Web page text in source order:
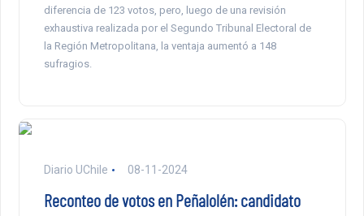
diferencia de 123 votos, pero, luego de una revisión
exhaustiva realizada por el Segundo Tribunal Electoral de
la Región Metropolitana, la ventaja aumentó a 148
sufragios.
Diario UChile 08-11-2024
Reconteo de votos en Peñalolén: candidato